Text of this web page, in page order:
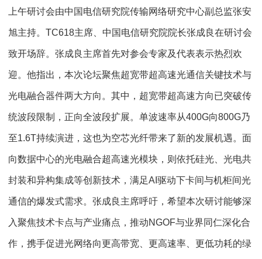
上午研讨会由中国电信研究院传输网络研究中心副总监张安
旭主持。TC618主席、中国电信研究院院长张成良在研讨会
致开场辞。张成良主席首先对参会专家及代表表示热烈欢
迎。他指出，本次论坛聚焦超宽带超高速光通信关键技术与
光电融合器件两大方向。其中，超宽带超高速方向已突破传
统波段限制，正向全波段扩展。单波速率从400G向800G乃
至1.6T持续演进，这也为空芯光纤带来了新的发展机遇。面
向数据中心的光电融合超高速光模块，则依托硅光、光电共
封装和异构集成等创新技术，满足AI驱动下卡间与机柜间光
通信的爆发式需求。张成良主席呼吁，希望本次研讨能够深
入聚焦技术卡点与产业痛点，推动NGOF与业界同仁深化合
作，携手促进光网络向更高带宽、更高速率、更低功耗的绿